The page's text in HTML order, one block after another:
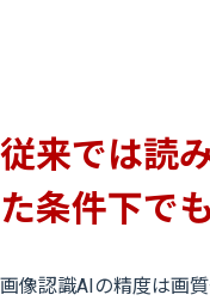
従来では読
た条件下で
画像認識AIの精度は画